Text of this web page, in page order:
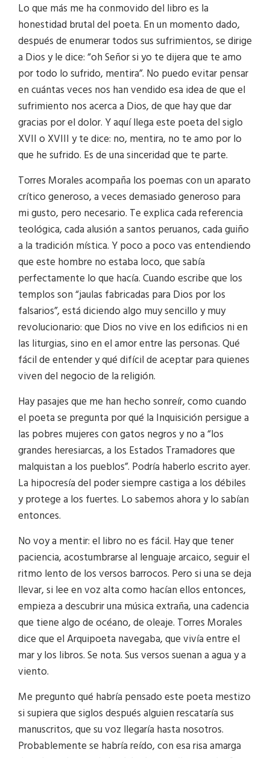
Lo que más me ha conmovido del libro es la
honestidad brutal del poeta. En un momento dado,
después de enumerar todos sus sufrimientos, se dirige
a Dios y le dice: “oh Señor si yo te dijera que te amo
por todo lo sufrido, mentira”. No puedo evitar pensar
en cuántas veces nos han vendido esa idea de que el
sufrimiento nos acerca a Dios, de que hay que dar
gracias por el dolor. Y aquí llega este poeta del siglo
XVII o XVIII y te dice: no, mentira, no te amo por lo
que he sufrido. Es de una sinceridad que te parte.
Torres Morales acompaña los poemas con un aparato
crítico generoso, a veces demasiado generoso para
mi gusto, pero necesario. Te explica cada referencia
teológica, cada alusión a santos peruanos, cada guiño
a la tradición mística. Y poco a poco vas entendiendo
que este hombre no estaba loco, que sabía
perfectamente lo que hacía. Cuando escribe que los
templos son “jaulas fabricadas para Dios por los
falsarios”, está diciendo algo muy sencillo y muy
revolucionario: que Dios no vive en los edificios ni en
las liturgias, sino en el amor entre las personas. Qué
fácil de entender y qué difícil de aceptar para quienes
viven del negocio de la religión.
Hay pasajes que me han hecho sonreír, como cuando
el poeta se pregunta por qué la Inquisición persigue a
las pobres mujeres con gatos negros y no a “los
grandes heresiarcas, a los Estados Tramadores que
malquistan a los pueblos”. Podría haberlo escrito ayer.
La hipocresía del poder siempre castiga a los débiles
y protege a los fuertes. Lo sabemos ahora y lo sabían
entonces.
No voy a mentir: el libro no es fácil. Hay que tener
paciencia, acostumbrarse al lenguaje arcaico, seguir el
ritmo lento de los versos barrocos. Pero si una se deja
llevar, si lee en voz alta como hacían ellos entonces,
empieza a descubrir una música extraña, una cadencia
que tiene algo de océano, de oleaje. Torres Morales
dice que el Arquipoeta navegaba, que vivía entre el
mar y los libros. Se nota. Sus versos suenan a agua y a
viento.
Me pregunto qué habría pensado este poeta mestizo
si supiera que siglos después alguien rescataría sus
manuscritos, que su voz llegaría hasta nosotros.
Probablemente se habría reído, con esa risa amarga